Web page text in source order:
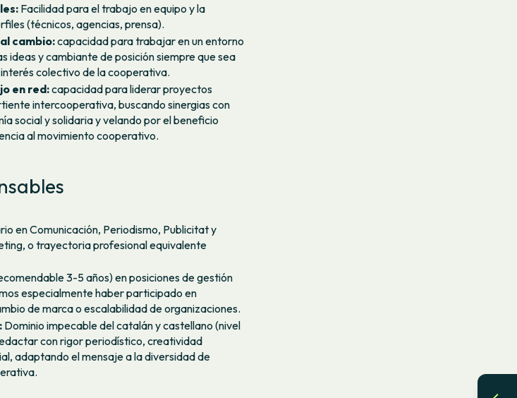
Facilidad para el trabajo en equipo y la
(técnicos, agencias, prensa).
cambio:capacidad para trabajar en un entorno
ideas y cambiante de posición siempre que sea
colectivo de la cooperativa.
en red:capacidad para liderar proyectos
intercooperativa, buscando sinergias con
social y solidaria y velando por el beneficio
al movimiento cooperativo.
en Comunicación, Periodismo, Publicitat y
o trayectoria profesional equivalente
3-5 años) en posiciones de gestión
especialmente haber participado en
de marca o escalabilidad de organizaciones.
Dominio impecable del catalán y castellano (nivel
con rigor periodístico, creatividad
adaptando el mensaje a la diversidad de